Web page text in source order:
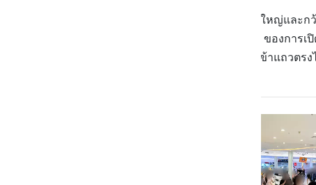
พอขึ้นมาถึงหน้าร้านแล้วบอกเลยว่าใหญ่และ
ใหญ่ขนาดนี้ ช่วงที่เราไปเป็นวันที่ 2 ของการ
มีพี่พนักงานคอยถือป้ายบอกว่าต้องเข้าแถวตร